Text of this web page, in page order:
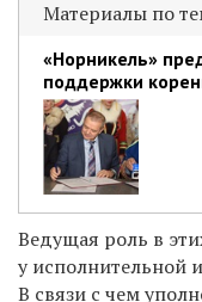
Материалы по
«Норникель»
поддержки
Ведущая роль в
у исполнительной
В связи с чем